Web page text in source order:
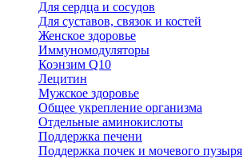
Для сердца и сосудов
Для суставов, связок и костей
Женское здоровье
Иммуномодуляторы
Коэнзим Q10
Лецитин
Мужское здоровье
Общее укрепление организма
Отдельные аминокислоты
Поддержка печени
Поддержка почек и мочевого пузыря